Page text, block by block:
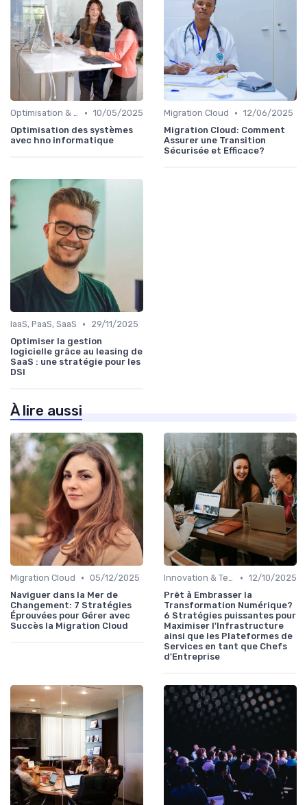
Optimisation & Coûts • 10/05/2025
Optimisation des systèmes
avec hno informatique
Migration Cloud • 12/06/2025
Migration Cloud: Comment
Assurer une Transition
Sécurisée et Efficace?
IaaS, PaaS, SaaS •
29/11/2025
Optimiser la gestion
logicielle grâce au leasing de
SaaS : une stratégie pour les
DSI
À lire aussi
Migration Cloud • 05/12/2025
Naviguer dans la Mer de
Changement: 7 Stratégies
Éprouvées pour Gérer avec
Succès la Migration Cloud
Innovation & Tendances • 12/10/2025
Prêt à Embrasser la
Transformation Numérique?
6 Stratégies puissantes pour
Maximiser l'Infrastructure
ainsi que les Plateformes de
Services en tant que Chefs
d'Entreprise